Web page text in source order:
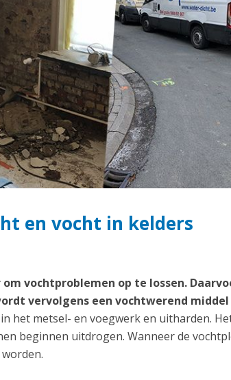
en vocht in kelders
vochtproblemen op te lossen.
vervolgens een vochtwerend middel
het metsel- en voegwerk en uitharden.
beginnen uitdrogen. Wanneer de